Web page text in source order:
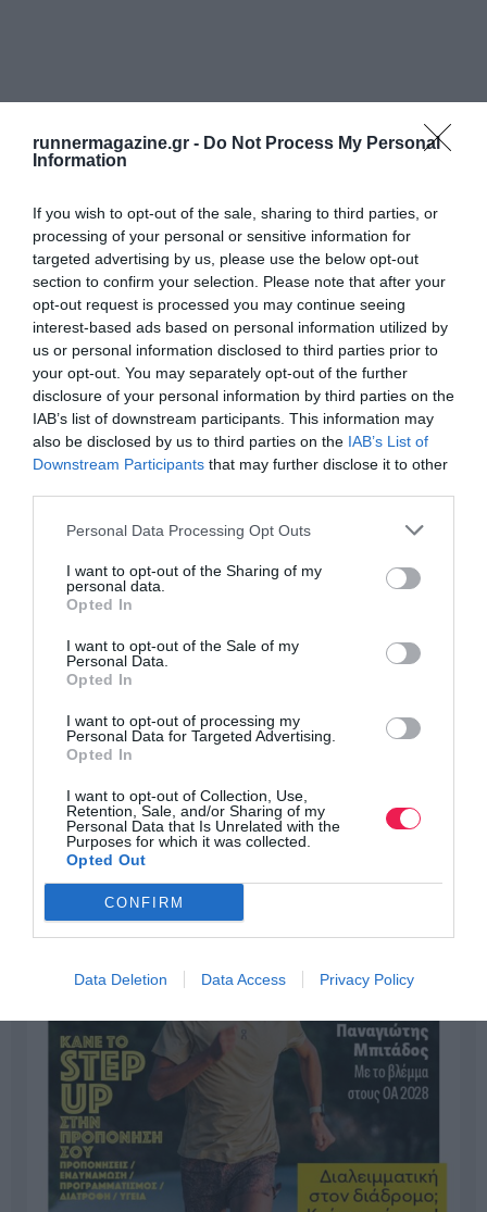
runnermagazine.gr - Do Not Process My Personal
Information
If you wish to opt-out of the sale, sharing to third parties, or
processing of your personal or sensitive information for
targeted advertising by us, please use the below opt-out
section to confirm your selection. Please note that after your
opt-out request is processed you may continue seeing
interest-based ads based on personal information utilized by
us or personal information disclosed to third parties prior to
your opt-out. You may separately opt-out of the further
disclosure of your personal information by third parties on the
IAB’s list of downstream participants. This information may
also be disclosed by us to third parties on the IAB’s List of
Downstream Participants that may further disclose it to other
Personal Data Processing Opt Outs
I want to opt-out of the Sharing of my
personal data.
Opted In
I want to opt-out of the Sale of my
Personal Data.
Opted In
I want to opt-out of processing my
Personal Data for Targeted Advertising.
Opted In
I want to opt-out of Collection, Use,
Retention, Sale, and/or Sharing of my
Personal Data that Is Unrelated with the
Purposes for which it was collected.
Opted Out
CONFIRM
Data Deletion Data Access Privacy Policy